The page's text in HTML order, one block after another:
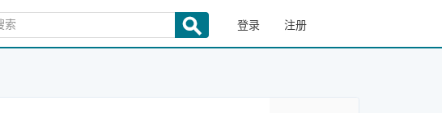
登录 注册